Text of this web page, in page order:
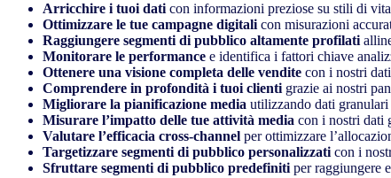
Arricchire i tuoi dati con informazioni preziose su stili di
Ottimizzare le tue campagne digitali con misurazioni
Raggiungere segmenti di pubblico altamente profilati
Monitorare le performance e identifica i fattori chiave
Ottenere una visione completa delle vendite con i nostri
Comprendere in profondità i tuoi clienti grazie ai nostri
Migliorare la pianificazione media utilizzando dati
Misurare l’impatto delle tue attività media con i nostri dati
Valutare l’efficacia cross-channel per ottimizzare
Targetizzare segmenti di pubblico personalizzati con i
Sfruttare segmenti di pubblico predefiniti per raggiungere